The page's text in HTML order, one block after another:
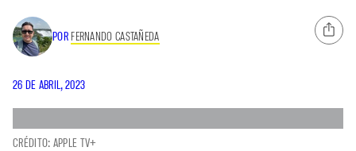
POR FERNANDO CASTAÑEDA
26 DE ABRIL, 2023
CRÉDITO: APPLE TV+